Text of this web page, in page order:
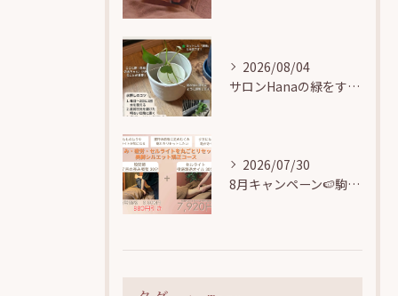
2026/08/04
サロンHanaの緑をすくすく育てる🌱駒込で観葉植物の「水挿し」に挑戦中！
2026/07/30
8月キャンペーン🍉駒込駅近【むくみ・疲労・セルライトを丸ごとリセット！美脚シルエット矯正コース】